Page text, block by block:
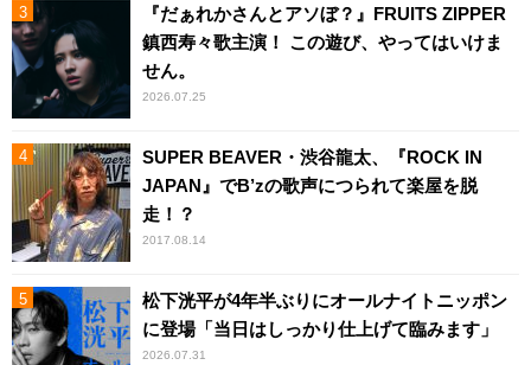
『だぁれかさんとアソぼ？』FRUITS ZIPPER
鎮西寿々歌主演！ この遊び、やってはいけま
せん。
2026.07.25
SUPER BEAVER・渋谷龍太、『ROCK IN
JAPAN』でB’zの歌声につられて楽屋を脱
走！？
2017.08.14
松下洸平が4年半ぶりにオールナイトニッポン
に登場「当日はしっかり仕上げて臨みます」
2026.07.31